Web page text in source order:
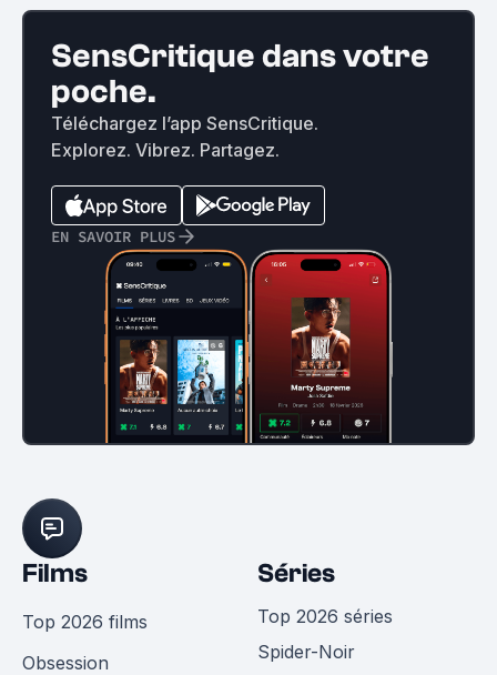
SensCritique dans votre
poche.
Téléchargez l’app SensCritique.
Explorez. Vibrez. Partagez.
EN SAVOIR PLUS
Films
Top 2026 films
Obsession
Séries
Top 2026 séries
Spider-Noir